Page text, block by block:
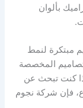
بألوان
مبتكرة لنمط
المخصصة
كنت تبحث عن
فإن شركة نجوم